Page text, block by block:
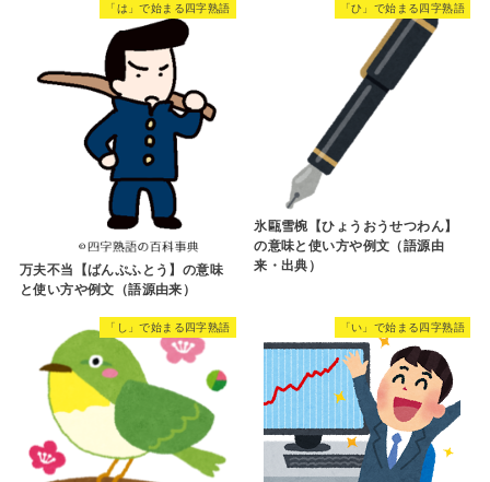
「は」で始まる四字熟語
万夫不当【ばんぷふとう】の意味
と使い方や例文（語源由来）
「ひ」で始まる四字熟語
氷甌雪椀【ひょうおうせつわん】
の意味と使い方や例文（語源由
来・出典）
「し」で始まる四字熟語 「い」で始まる四字熟語